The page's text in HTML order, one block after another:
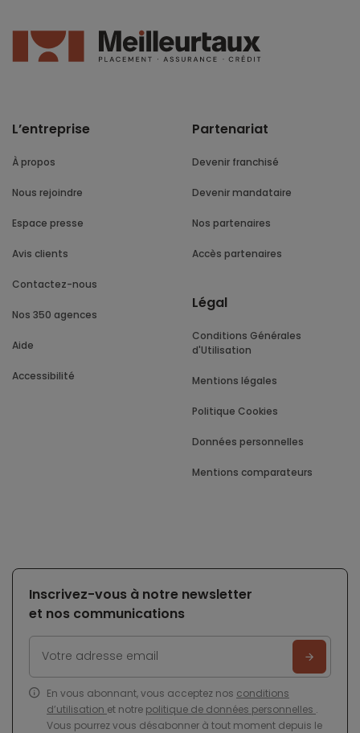
L’entreprise
À propos
Nous rejoindre
Espace presse
Avis clients
Contactez-nous
Nos 350 agences
Aide
Accessibilité
Partenariat
Devenir franchisé
Devenir mandataire
Nos partenaires
Accès partenaires
Légal
Conditions Générales
d'Utilisation
Mentions légales
Politique Cookies
Données personnelles
Mentions comparateurs
Inscrivez-vous à notre newsletter
et nos communications
En vous abonnant, vous acceptez nos conditions
d’utilisation et notre politique de données personnelles .
Vous pourrez vous désabonner à tout moment depuis le